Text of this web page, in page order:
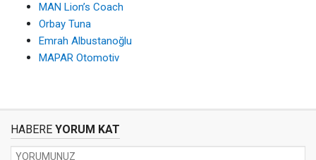
MAN Lion’s Coach
Orbay Tuna
Emrah Albustanoğlu
MAPAR Otomotiv
HABERE YORUM KAT